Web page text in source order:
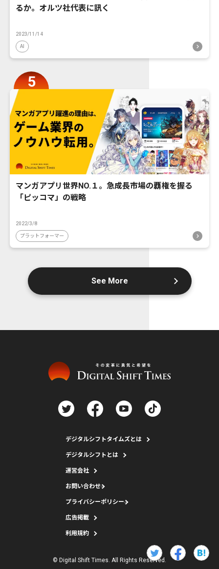
るか。オルツ社代表に訊く
2023/11/14
AI
マンガアプリ世界NO.１。急成長市場の覇権を握る
「ピッコマ」の戦略
2022/3/8
プラットフォーマー
See More
デジタルシフトタイムズとは
デジタルシフトとは
運営会社
お問い合わせ
プライバシーポリシー
広告掲載
利用規約
© Digital Shift Times. All Rights Reserved.